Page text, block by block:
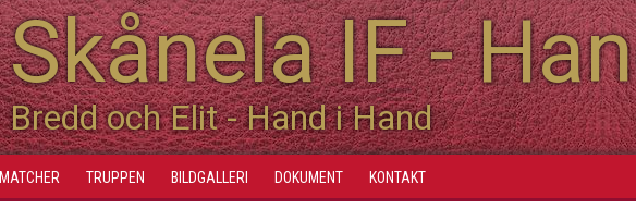
Skånela IF -
Bredd och Elit - Hand i Hand
MATCHER TRUPPEN BILDGALLERI DOKUMENT KONTAKT